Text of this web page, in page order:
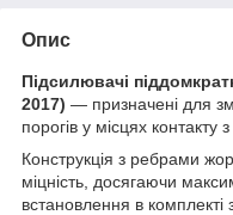
Опис
Підсилювачі
2017) — призначені для
порогів у місцях контакту
Конструкція з ребрами
міцність, досягаючи
встановлення в комплекті